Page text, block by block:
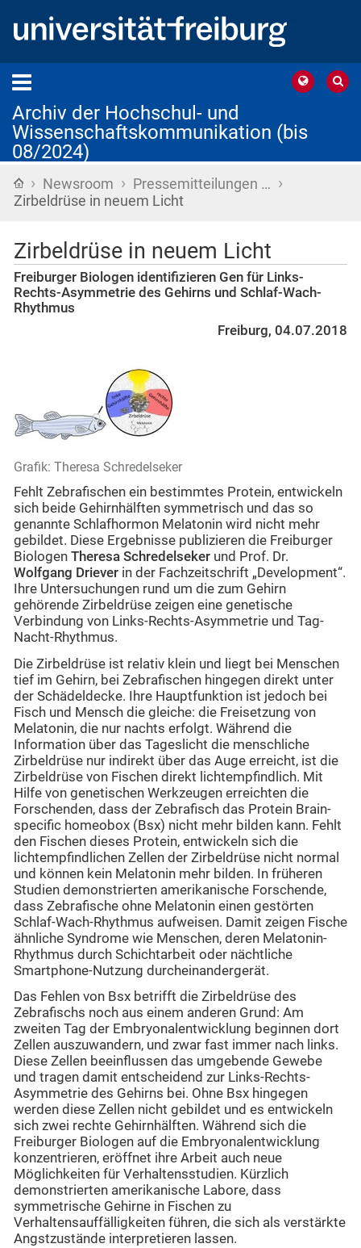
Archiv der Hochschul- und
Wissenschaftskommunikation (bis
08/2024)
Startseite
› Newsroom › Pressemitteilungen … ›
Zirbeldrüse in neuem Licht
Zirbeldrüse in neuem Licht
Freiburger Biologen identifizieren Gen für Links-
Rechts-Asymmetrie des Gehirns und Schlaf-Wach-
Rhythmus
Freiburg, 04.07.2018
Grafik: Theresa Schredelseker
Fehlt Zebrafischen ein bestimmtes Protein, entwickeln
sich beide Gehirnhälften symmetrisch und das so
genannte Schlafhormon Melatonin wird nicht mehr
gebildet. Diese Ergebnisse publizieren die Freiburger
Biologen Theresa Schredelseker und Prof. Dr.
Wolfgang Driever in der Fachzeitschrift „Development“.
Ihre Untersuchungen rund um die zum Gehirn
gehörende Zirbeldrüse zeigen eine genetische
Verbindung von Links-Rechts-Asymmetrie und Tag-
Nacht-Rhythmus.
Die Zirbeldrüse ist relativ klein und liegt bei Menschen
tief im Gehirn, bei Zebrafischen hingegen direkt unter
der Schädeldecke. Ihre Hauptfunktion ist jedoch bei
Fisch und Mensch die gleiche: die Freisetzung von
Melatonin, die nur nachts erfolgt. Während die
Information über das Tageslicht die menschliche
Zirbeldrüse nur indirekt über das Auge erreicht, ist die
Zirbeldrüse von Fischen direkt lichtempfindlich. Mit
Hilfe von genetischen Werkzeugen erreichten die
Forschenden, dass der Zebrafisch das Protein Brain-
specific homeobox (Bsx) nicht mehr bilden kann. Fehlt
den Fischen dieses Protein, entwickeln sich die
lichtempfindlichen Zellen der Zirbeldrüse nicht normal
und können kein Melatonin mehr bilden. In früheren
Studien demonstrierten amerikanische Forschende,
dass Zebrafische ohne Melatonin einen gestörten
Schlaf-Wach-Rhythmus aufweisen. Damit zeigen Fische
ähnliche Syndrome wie Menschen, deren Melatonin-
Rhythmus durch Schichtarbeit oder nächtliche
Smartphone-Nutzung durcheinandergerät.
Das Fehlen von Bsx betrifft die Zirbeldrüse des
Zebrafischs noch aus einem anderen Grund: Am
zweiten Tag der Embryonalentwicklung beginnen dort
Zellen auszuwandern, und zwar fast immer nach links.
Diese Zellen beeinflussen das umgebende Gewebe
und tragen damit entscheidend zur Links-Rechts-
Asymmetrie des Gehirns bei. Ohne Bsx hingegen
werden diese Zellen nicht gebildet und es entwickeln
sich zwei rechte Gehirnhälften. Während sich die
Freiburger Biologen auf die Embryonalentwicklung
konzentrieren, eröffnet ihre Arbeit auch neue
Möglichkeiten für Verhaltensstudien. Kürzlich
demonstrierten amerikanische Labore, dass
symmetrische Gehirne in Fischen zu
Verhaltensauffälligkeiten führen, die sich als verstärkte
Angstzustände interpretieren lassen.